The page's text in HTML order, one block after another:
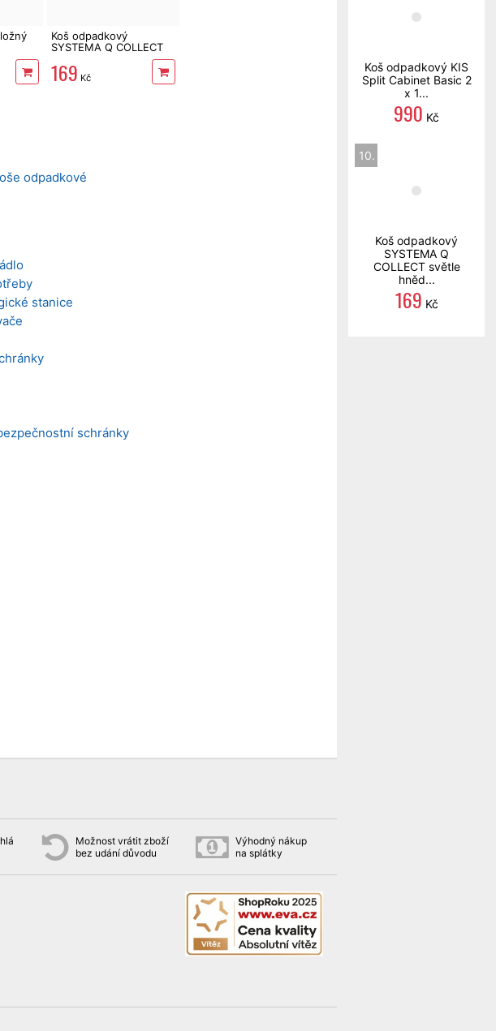
Koš odpadkový
SYSTEMA Q COLLECT
169 Kč
odpadkové
stanice
schránky
Možnost vrátit zboží
bez udání důvodu
Výhodný nákup
na splátky
Koš odpadkový KIS
Split Cabinet Basic 2
x 1...
990 Kč
10.
Koš odpadkový
SYSTEMA Q
COLLECT světle
hněd...
169 Kč